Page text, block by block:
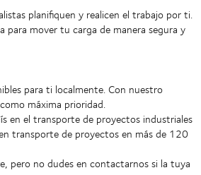
planifiquen y realicen el trabajo por ti.
para mover tu carga de manera segura y
para ti localmente. Con nuestro
máxima prioridad.
en el transporte de proyectos industriales
transporte de proyectos en más de 120
pero no dudes en contactarnos si la tuya